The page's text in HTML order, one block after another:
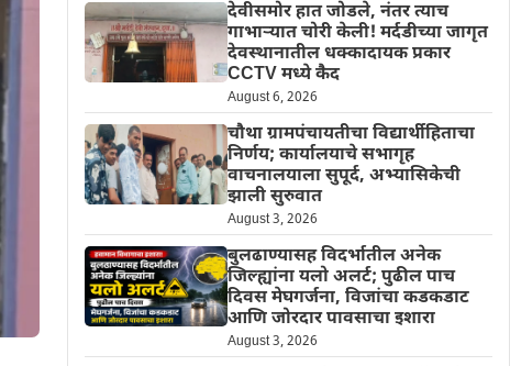
देवीसमोर हात जोडले, नंतर त्याच
गाभाऱ्यात चोरी केली! मर्दडीच्या जागृत
देवस्थानातील धक्कादायक प्रकार
CCTV मध्ये कैद
August 6, 2026
चौथा ग्रामपंचायतीचा विद्यार्थीहिताचा
निर्णय; कार्यालयाचे सभागृह
वाचनालयाला सुपूर्द, अभ्यासिकेची
झाली सुरुवात
August 3, 2026
बुलढाण्यासह विदर्भातील अनेक
जिल्ह्यांना यलो अलर्ट; पुढील पाच
दिवस मेघगर्जना, विजांचा कडकडाट
आणि जोरदार पावसाचा इशारा
August 3, 2026